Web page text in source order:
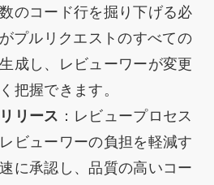
数のコード行を掘り下げる必
プルリクエストのすべての
成し、レビューワーが変更
把握できます。
リース ：レビュープロセス
ビューワーの負担を軽減す
に承認し、品質の高いコー